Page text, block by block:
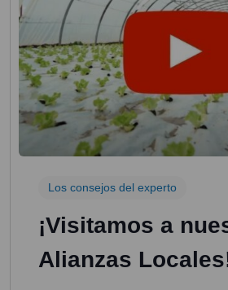
Los consejos del experto
¡Visitamos a
Alianzas